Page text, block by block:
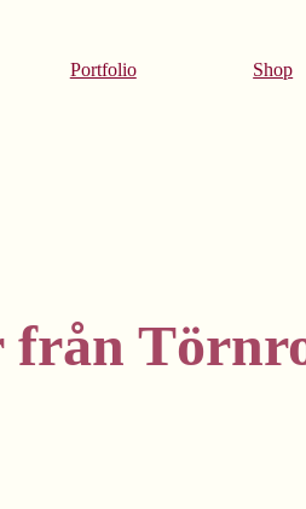
Portfolio Shop